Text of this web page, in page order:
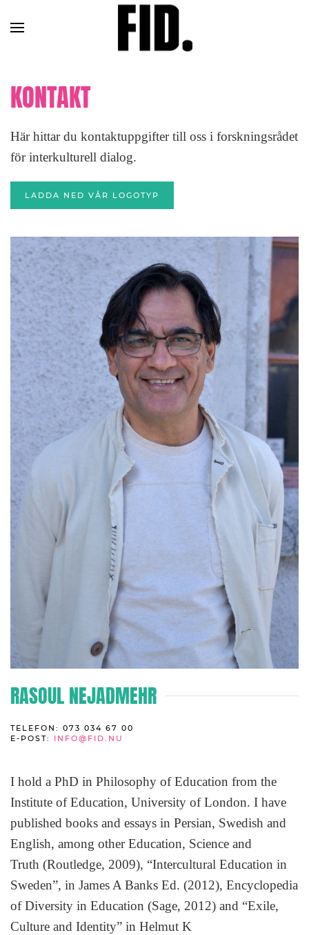
KONTAKT
Här hittar du kontaktuppgifter till oss i forskningsrådet
för interkulturell dialog.
LADDA NED VÅR LOGOTYP
RASOUL NEJADMEHR
TELEFON: 073 034 67 00
E-POST: INFO@FID.NU
I hold a PhD in Philosophy of Education from the
Institute of Education, University of London. I have
published books and essays in Persian, Swedish and
English, among other Education, Science and
Truth (Routledge, 2009), “Intercultural Education in
Sweden”, in James A Banks Ed. (2012), Encyclopedia
of Diversity in Education (Sage, 2012) and “Exile,
Culture and Identity” in Helmut K